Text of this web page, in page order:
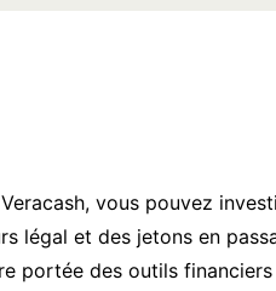
vous pouvez
légal et des jetons en
portée des outils